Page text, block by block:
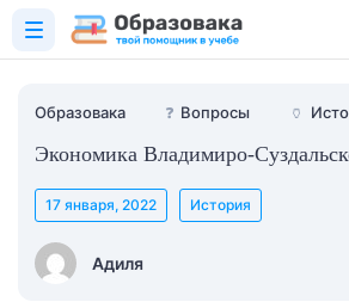
Образовака ❓ Вопросы 🏺
Экономика Владимиро-
Адиля
17 января, 2022 История